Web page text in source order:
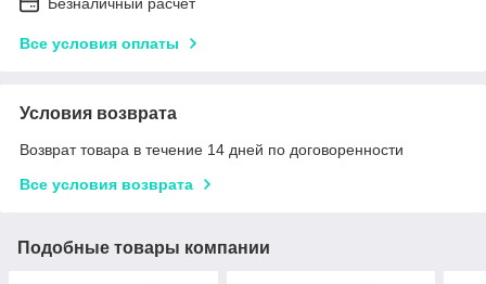
Все условия оплаты
Условия возврата
Возврат товара в течение 14 дней по договоренности
Все условия возврата
Подобные товары компании